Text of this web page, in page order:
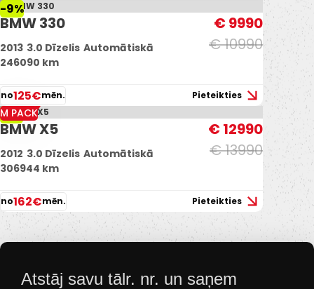
-9%
BMW 330
€ 10990
€ 9990
2013 3.0 Dīzelis Automātiskā
246090 km
no125€mēn. Pieteikties
-7%
M PACK
BMW X5
€ 13990
€ 12990
2012 3.0 Dīzelis Automātiskā
306944 km
no162€mēn. Pieteikties
Atstāj savu tālr. nr. un saņem